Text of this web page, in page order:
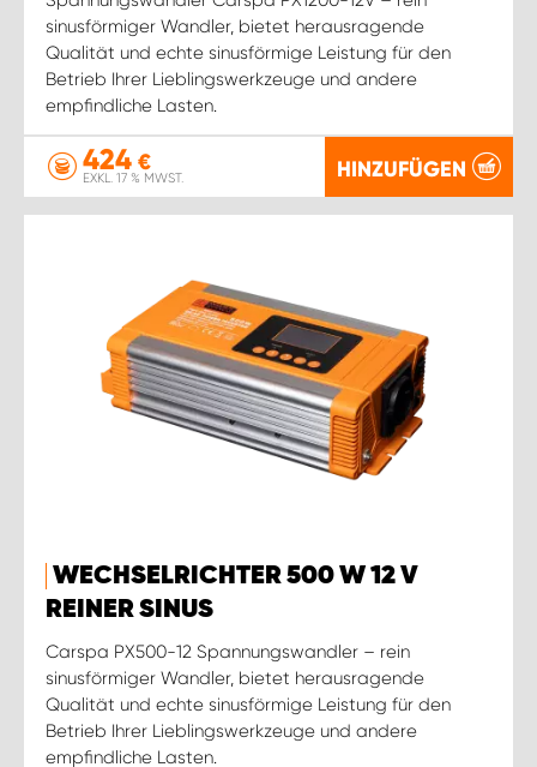
sinusförmiger Wandler, bietet herausragende
Qualität und echte sinusförmige Leistung für den
Betrieb Ihrer Lieblingswerkzeuge und andere
empfindliche Lasten.
424 €
EXKL. 17 % MWST. HINZUFÜGEN
WECHSELRICHTER 500 W 12 V
REINER SINUS
Carspa PX500-12 Spannungswandler – rein
sinusförmiger Wandler, bietet herausragende
Qualität und echte sinusförmige Leistung für den
Betrieb Ihrer Lieblingswerkzeuge und andere
empfindliche Lasten.